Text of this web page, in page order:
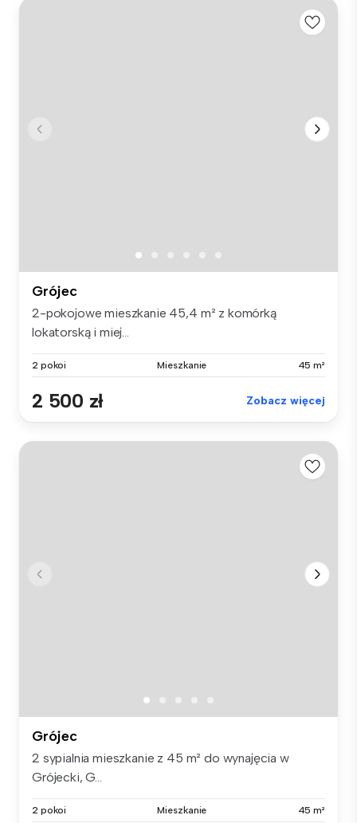
Grójec
2-pokojowe mieszkanie 45,4 m² z komórką
lokatorską i miej...
2 pokoi Mieszkanie 45 m²
2 500 zł Zobacz więcej
Grójec
2 sypialnia mieszkanie z 45 m² do wynajęcia w
Grójecki, G...
2 pokoi Mieszkanie 45 m²